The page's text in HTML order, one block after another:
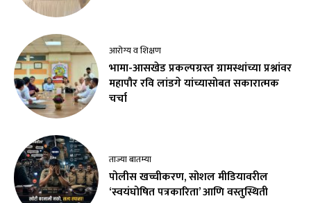
आरोग्य व शिक्षण
भामा-आसखेड प्रकल्पग्रस्त ग्रामस्थांच्या प्रश्नांवर
महापौर रवि लांडगे यांच्यासोबत सकारात्मक
चर्चा
ताज्या बातम्या
पोलीस खच्चीकरण, सोशल मीडियावरील
‘स्वयंघोषित पत्रकारिता’ आणि वस्तुस्थिती